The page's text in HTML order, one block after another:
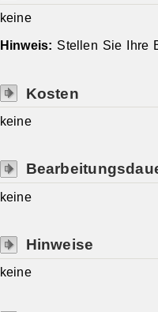
keine
Hinweis: Stellen Sie Ihre
Kosten
keine
keine
Hinweise
keine